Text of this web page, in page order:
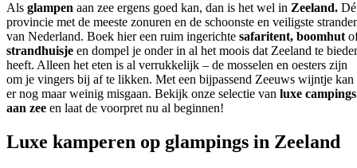
Als glampen aan zee ergens goed kan, dan is het wel in Zeeland. Dé
provincie met de meeste zonuren en de schoonste en veiligste
van Nederland. Boek hier een ruim ingerichte safaritent, boomhut
strandhuisje en dompel je onder in al het moois dat Zeeland te
heeft. Alleen het eten is al verrukkelijk – de mosselen en oesters zijn
om je vingers bij af te likken. Met een bijpassend Zeeuws wijntje kan
er nog maar weinig misgaan. Bekijk onze selectie van luxe campings
aan zee en laat de voorpret nu al beginnen!
Luxe kamperen op glampings in Zeeland